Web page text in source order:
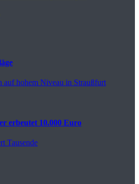
auf hohem Niveau in Straußfurt
erbeutet 10.000 Euro
Tausende